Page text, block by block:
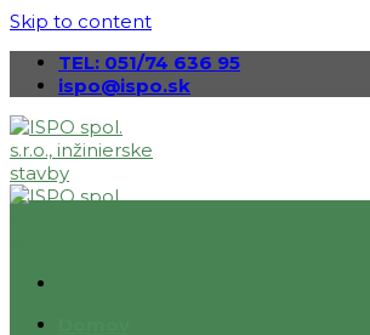
Skip to content
TEL: 051/74 636 95
ispo@ispo.sk